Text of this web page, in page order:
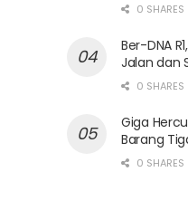
0 SHARES
Ber-DNA
Jalan dan
0 SHARES
Giga
Barang
0 SHARES